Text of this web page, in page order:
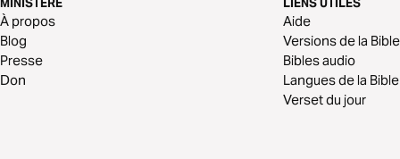
À propos
Blog
Presse
Don
Aide
Versions de la Bible
Bibles audio
Langues de la Bible
Verset du jour